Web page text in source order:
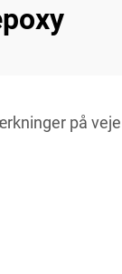
på veje